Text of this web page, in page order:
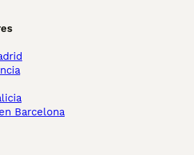
Barcelona